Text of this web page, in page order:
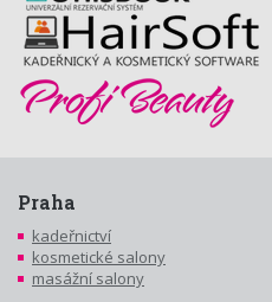
Praha
kadeřnictví
kosmetické salony
masážní salony